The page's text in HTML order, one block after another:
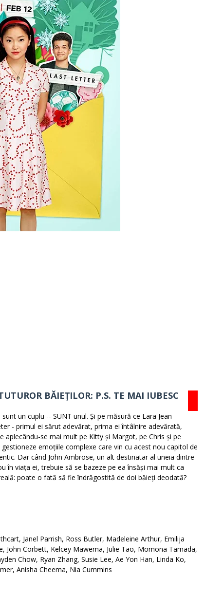
BĂIEȚILOR: P.S. TE MAI IUBESC
un cuplu -- SUNT unul. Și pe măsură ce Lara Jean
- primul ei sărut adevărat, prima ei întâlnire adevărată,
se mai mult pe Kitty și Margot, pe Chris și pe
emoțiile complexe care vin cu acest nou capitol de
Dar când John Ambrose, un alt destinatar al uneia dintre
în viața ei, trebuie să se bazeze pe ea însăși mai mult ca
poate o fată să fie îndrăgostită de doi băieți deodată?
Janel Parrish, Ross Butler, Madeleine Arthur, Emilija
John Corbett, Kelcey Mawema, Julie Tao, Momona Tamada,
Chow, Ryan Zhang, Susie Lee, Ae Yon Han, Linda Ko,
Anisha Cheema, Nia Cummins